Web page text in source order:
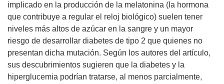
implicado en la producción de la melatonina (la hormona
que contribuye a regular el reloj biológico) suelen tener
niveles más altos de azúcar en la sangre y un mayor
riesgo de desarrollar diabetes de tipo 2 que quienes no
presentan dicha mutación. Según los autores del artículo,
sus descubrimientos sugieren que la diabetes y la
hiperglucemia podrían tratarse, al menos parcialmente,